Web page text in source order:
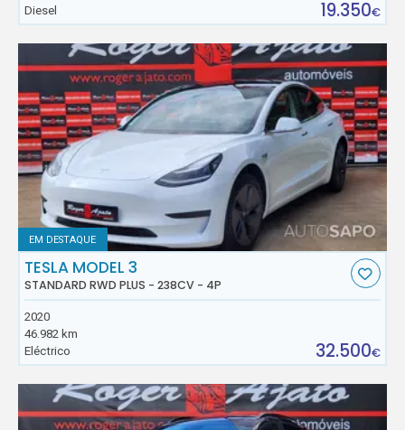
Diesel 19.350€
EM DESTAQUE
TESLA MODEL 3
STANDARD RWD PLUS - 238CV - 4P
2020
46.982 km
Eléctrico
32.500€